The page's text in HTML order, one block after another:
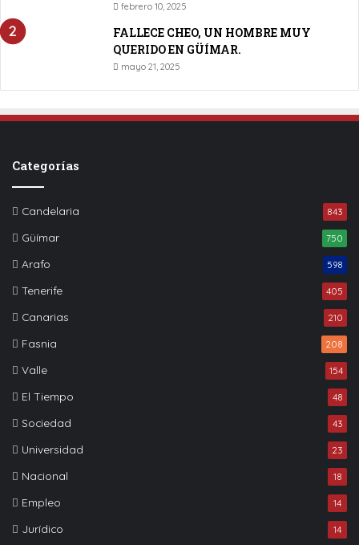
febrero 10, 2025
FALLECE CHEO, UN HOMBRE MUY
QUERIDO EN GÜÍMAR.
mayo 21, 2025
Categorías
Candelaria 843
Güímar 750
Arafo 598
Tenerife 405
Canarias 210
Fasnia 208
Valle 154
El Tiempo 48
Sociedad 43
Universidad 23
Nacional 18
Empleo 14
Jurídico 14